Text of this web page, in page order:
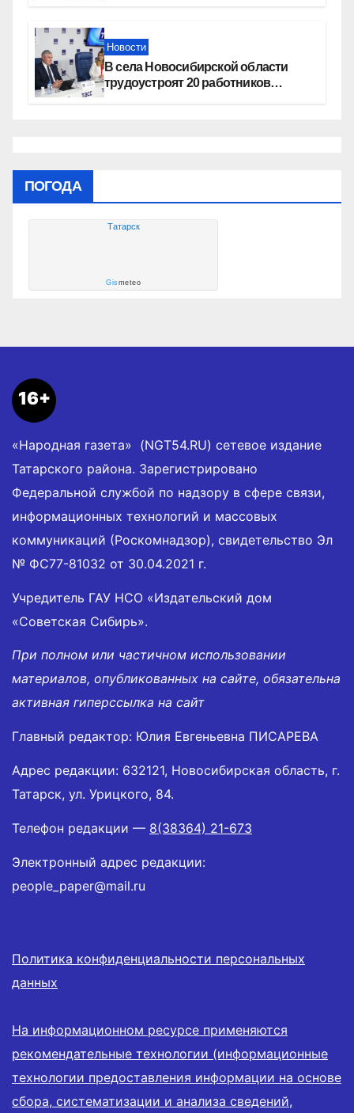
Новости
В села Новосибирской области
трудоустроят 20 работников
ПОГОДА
Татарск
Gismeteo
16+
«Народная газета» (NGT54.RU) сетевое издание
Татарского района. Зарегистрировано
Федеральной службой по надзору в сфере связи,
информационных технологий и массовых
коммуникаций (Роскомнадзор), свидетельство Эл
№ ФС77-81032 от 30.04.2021 г.
Учредитель ГАУ НСО «Издательский дом
«Советская Сибирь».
При полном или частичном использовании
материалов, опубликованных на сайте, обязательна
активная гиперссылка на сайт
Главный редактор: Юлия Евгеньевна ПИСАРЕВА
Адрес редакции: 632121, Новосибирская область, г.
Татарск, ул. Урицкого, 84.
Телефон редакции — 8(38364) 21-673
Электронный адрес редакции:
people_paper@mail.ru
Политика конфиденциальности персональных
данных
На информационном ресурсе применяются
рекомендательные технологии (информационные
технологии предоставления информации на основе
сбора, систематизации и анализа сведений,